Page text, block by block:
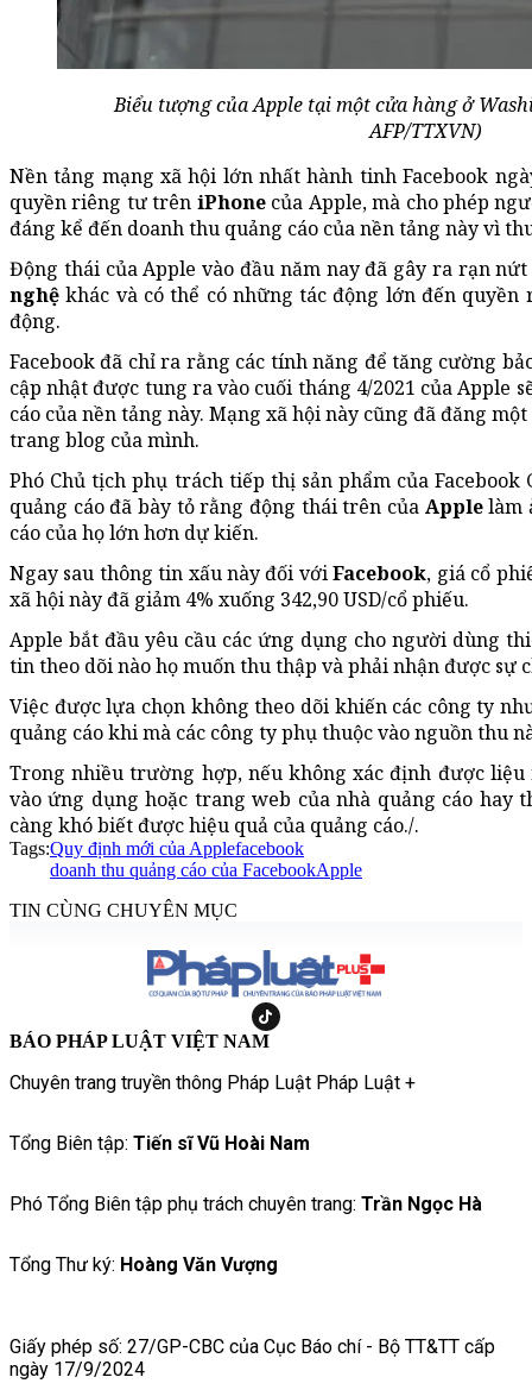
Biểu tượng của Apple tại một cửa hàng ở
AFP/TTXVN)
Nền tảng mạng xã hội lớn nhất hành tinh Facebook
quyền riêng tư trên iPhonecủa Apple, mà cho phép
đáng kể đến doanh thu quảng cáo của nền tảng này vì
Động thái của Apple vào đầu năm nay đã gây ra rạn
nghệ khác và có thể có những tác động lớn đến
động.
Facebook đã chỉ ra rằng các tính năng để tăng cường
cập nhật được tung ra vào cuối tháng 4/2021 của Apple
cáo của nền tảng này. Mạng xã hội này cũng đã đăng
trang blog của mình.
Phó Chủ tịch phụ trách tiếp thị sản phẩm của
quảng cáo đã bày tỏ rằng động thái trên của Applelàm
cáo của họ lớn hơn dự kiến.
Ngay sau thông tin xấu này đối vớiFacebook, giá cổ
xã hội này đã giảm 4% xuống 342,90 USD/cổ phiếu.
Apple bắt đầu yêu cầu các ứng dụng cho người dùng
tin theo dõi nào họ muốn thu thập và phải nhận được sự
Việc được lựa chọn không theo dõi khiến các công ty
quảng cáo khi mà các công ty phụ thuộc vào nguồn thu
Trong nhiều trường hợp, nếu không xác định được liệu
vào ứng dụng hoặc trang web của nhà quảng cáo hay
càng khó biết được hiệu quả của quảng cáo./.
Tags:Quy định mới của Applefacebook
doanh thu quảng cáo của FacebookApple
TIN CÙNG CHUYÊN MỤC
BÁO PHÁP LUẬT VIỆT NAM
Chuyên trang truyền thông Pháp Luật Pháp Luật +
Tổng Biên tập: Tiến sĩ Vũ Hoài Nam
Phó Tổng Biên tập phụ trách chuyên trang: Trần Ngọc Hà
Tổng Thư ký: Hoàng Văn Vượng
Giấy phép số: 27/GP-CBC của Cục Báo chí - Bộ TT&TT cấp
ngày 17/9/2024